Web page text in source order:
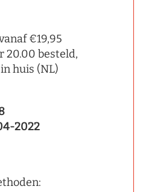
€19,95
20.00 besteld,
huis (NL)
2022